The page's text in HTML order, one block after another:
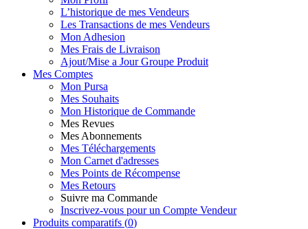
L’historique de mes Vendeurs
Les Transactions de mes Vendeurs
Mon Adhesion
Mes Frais de Livraison
Ajout/Mise a Jour Groupe Produit
Mes Comptes
Mon Pursa
Mes Souhaits
Mon Historique de Commande
Mes Revues
Mes Abonnements
Mes Téléchargements
Mon Carnet d'adresses
Mes Points de Récompense
Mes Retours
Suivre ma Commande
Inscrivez-vous pour un Compte Vendeur
Produits comparatifs (0)